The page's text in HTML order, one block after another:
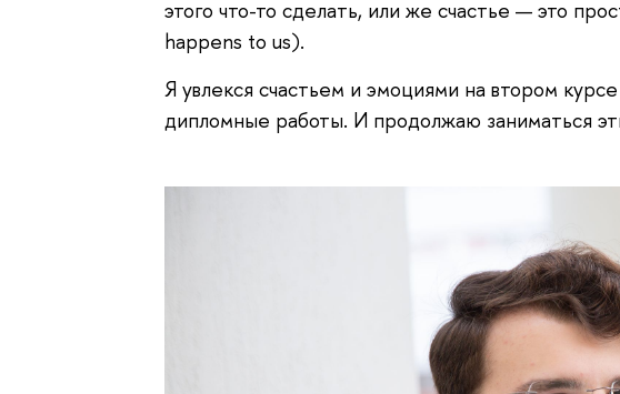
этого что-то сделать, или же счастье — это
happens to us).
Я увлекся счастьем и эмоциями на втором
дипломные работы. И продолжаю заниматься